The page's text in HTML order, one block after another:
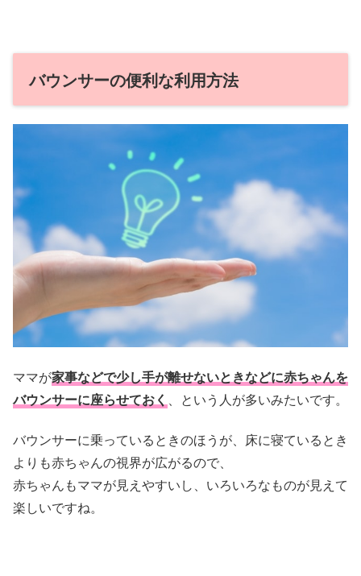
バウンサーの便利な利用方法
ママが家事などで少し手が離せないときなどに赤ちゃんを
バウンサーに座らせておく
、という人が多いみたいです。
バウンサーに乗っているときのほうが、床に寝ているとき
よりも赤ちゃんの視界が広がるので、
赤ちゃんもママが見えやすいし、いろいろなものが見えて
楽しいですね。